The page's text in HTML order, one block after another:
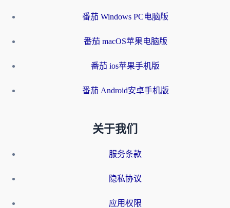
番茄 Windows PC电脑版
番茄 macOS苹果电脑版
番茄 ios苹果手机版
番茄 Android安卓手机版
关于我们
服务条款
隐私协议
应用权限